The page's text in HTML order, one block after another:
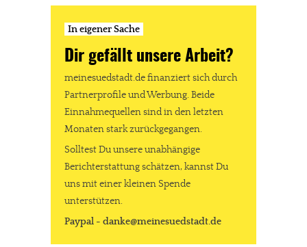
stark zurückgegangen.
Solltest Du unsere unabhängige Berichterstattung schätzen,
kannst Du uns mit einer kleinen Spende unterstützen.
Paypal - danke@meinesuedstadt.de
JETZT SPENDEN Schon erledigt!
In eigener Sache
Dir gefällt unsere Arbeit?
meinesuedstadt.de finanziert sich durch
Partnerprofile und Werbung. Beide
Einnahmequellen sind in den letzten
Monaten stark zurückgegangen.
Solltest Du unsere unabhängige
Berichterstattung schätzen, kannst Du
uns mit einer kleinen Spende
unterstützen.
Paypal - danke@meinesuedstadt.de